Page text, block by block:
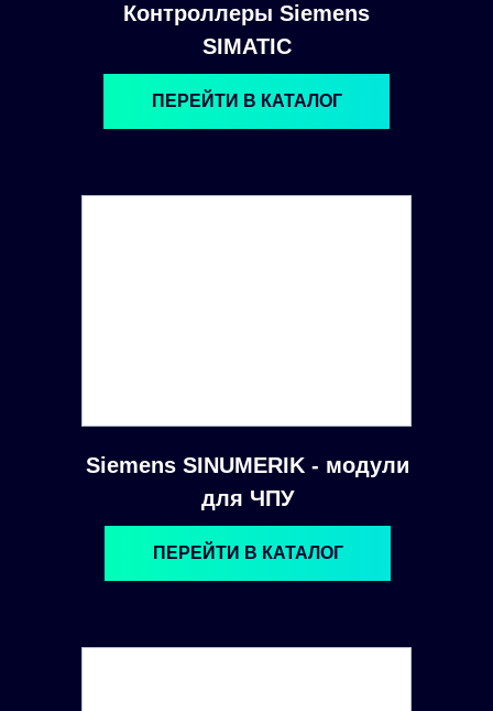
Контроллеры Siemens
SIMATIC
Siemens SINUMERIK - модули
для ЧПУ
ПЕРЕЙТИ В КАТАЛОГ
ПЕРЕЙТИ В КАТАЛОГ